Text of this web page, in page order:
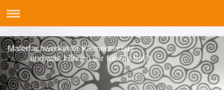
Malerfachwerkstatt Klementschitz
... und was können wir für Sie tun?